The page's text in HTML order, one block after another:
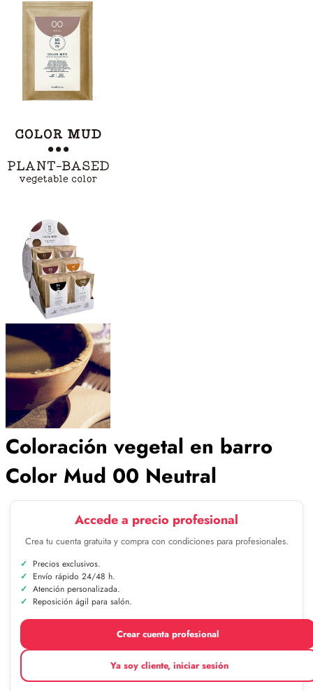
Coloración vegetal en barro
Color Mud 00 Neutral
Accede a precio profesional
Crea tu cuenta gratuita y compra con condiciones para profesionales.
Precios exclusivos.
Envío rápido 24/48 h.
Atención personalizada.
Reposición ágil para salón.
Crear cuenta profesional
Ya soy cliente, iniciar sesión